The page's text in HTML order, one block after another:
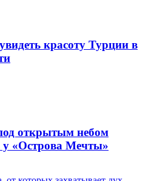
красоту Турции в
открытым небом
«Острова Мечты»